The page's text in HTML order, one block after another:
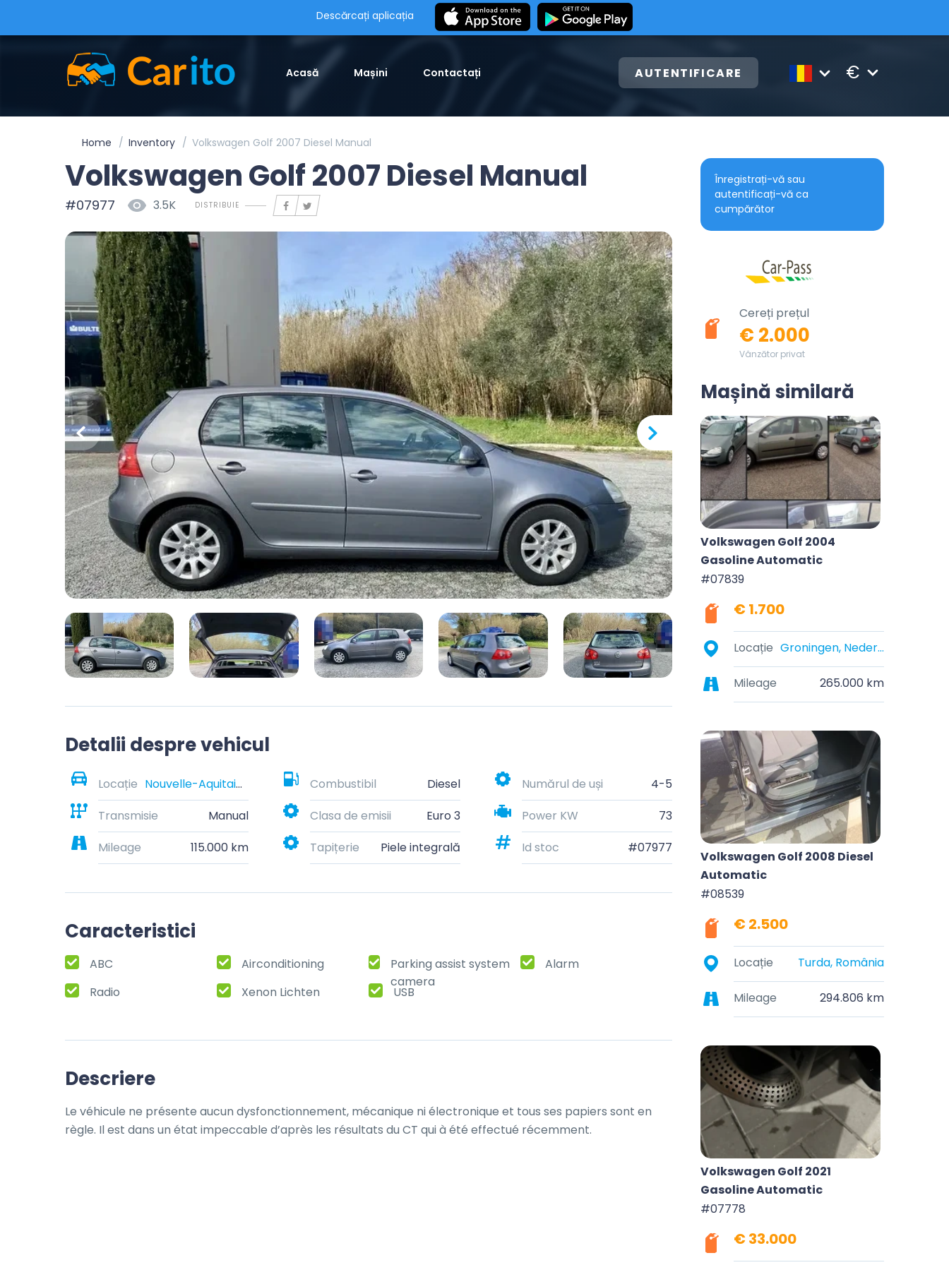
Descărcați aplicația
Acasă Mașini Contactați AUTENTIFICARE €
Home Inventory Volkswagen Golf 2007 Diesel Manual
Volkswagen Golf 2007 Diesel Manual
#07977 3.5K DISTRIBUIE
Detalii despre vehicul
Locație Nouvelle-Aquitaine, France Combustibil Diesel Numărul de uși
4-5
Transmisie
Manual Clasa de emisii Euro 3 Power KW
73
Mileage
115.000 km Tapițerie Piele integrală Id stoc #07977
Caracteristici
ABC Airconditioning
Parking assist system
camera
Alarm
Radio
Xenon Lichten USB
Descriere
Le véhicule ne présente aucun dysfonctionnement, mécanique ni électronique et tous ses papiers sont en
règle. Il est dans un état impeccable d’après les résultats du CT qui à été effectué récemment.
Înregistrați-vă sau
autentificați-vă ca
cumpărător
Cereți prețul
€ 2.000
Vânzător privat
Mașină similară
Volkswagen Golf 2004
Gasoline Automatic
#07839
€ 1.700
Locație Groningen, Nederland
Mileage 265.000 km
Volkswagen Golf 2008 Diesel
Automatic
#08539
€ 2.500
Locație Turda, România
Mileage 294.806 km
Volkswagen Golf 2021
Gasoline Automatic
#07778
€ 33.000